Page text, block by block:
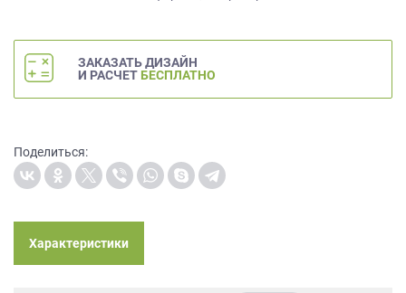
ЗАКАЗАТЬ ДИЗАЙН
И РАСЧЕТ БЕСПЛАТНО
Поделиться:
Характеристики
метрическими
условиях
обработки
персональных